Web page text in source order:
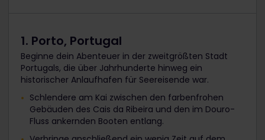
1. Porto, Portugal
Beginne dein Abenteuer in der zweitgrößten Stadt
Portugals, die über Jahrhunderte hinweg ein
historischer Anlaufhafen für Seereisende war.
Schlendere am Kai zwischen den farbenfrohen
Gebäuden des Cais da Ribeira und den im Douro-
Fluss ankernden Booten entlang.